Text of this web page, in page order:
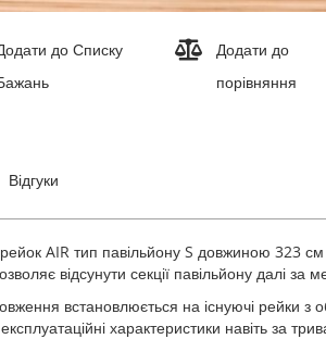
до Списку
Додати до
порівняння
Відгуки
AIR тип павільйону S довжиною 323
відсунути секції павільйону далі
встановлюється на існуючі рейки з
експлуатаційні характеристики навіть за